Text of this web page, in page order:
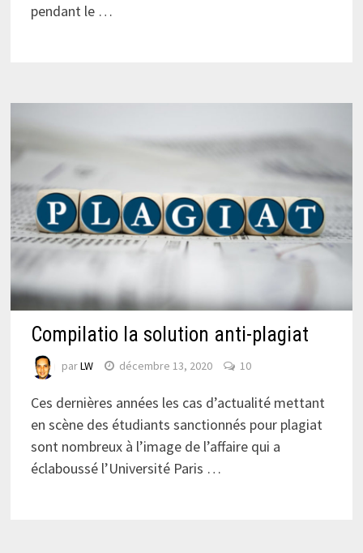
pendant le …
Compilatio la solution anti-plagiat
parLW décembre 13, 2020 10
Ces dernières années les cas d’actualité mettant
en scène des étudiants sanctionnés pour plagiat
sont nombreux à l’image de l’affaire qui a
éclaboussé l’Université Paris …